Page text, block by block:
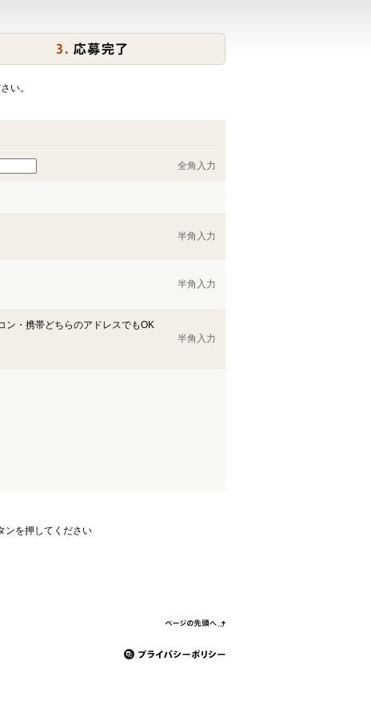
い。
全角入力
半角入力
半角入力
ン・携帯どちらのアドレスでもOK
半角入力
ンを押してください